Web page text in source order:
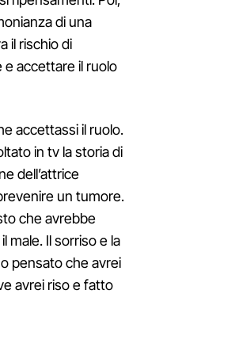
di una
il rischio di
e accettare il ruolo
accettassi il ruolo.
in tv la storia di
dell’attrice
un tumore.
che avrebbe
male. Il sorriso e la
pensato che avrei
avrei riso e fatto